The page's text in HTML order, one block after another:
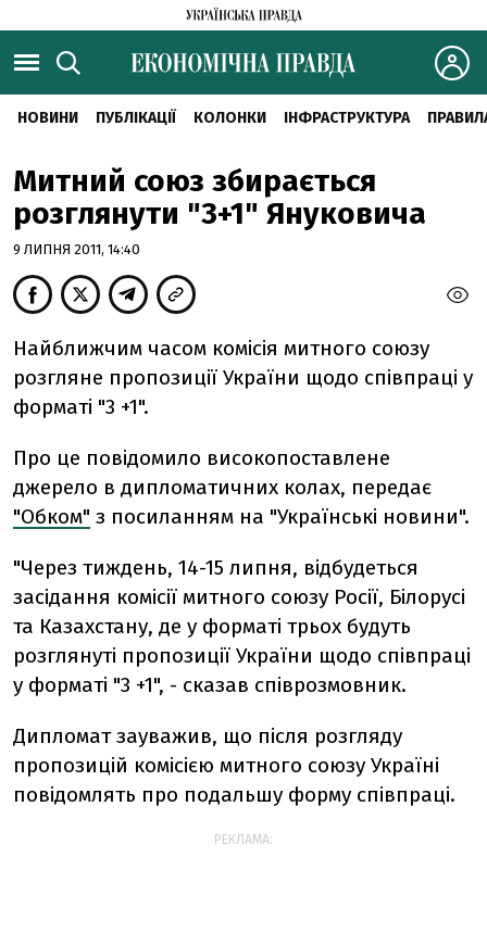
НОВИНИ ПУБЛІКАЦІЇ КОЛОНКИ ІНФРАСТРУКТУРА
Митний союз збирається
розглянути "3+1" Януковича
9 ЛИПНЯ 2011, 14:40
Найближчим часом комісія митного союзу
розгляне пропозиції України щодо співпраці у
форматі "3 +1".
Про це повідомило високопоставлене
джерело в дипломатичних колах, передає
"Обком" з посиланням на "Українські новини".
"Через тиждень, 14-15 липня, відбудеться
засідання комісії митного союзу Росії, Білорусі
та Казахстану, де у форматі трьох будуть
розглянуті пропозиції України щодо співпраці
у форматі "3 +1", - сказав співрозмовник.
Дипломат зауважив, що після розгляду
пропозицій комісією митного союзу Україні
повідомлять про подальшу форму співпраці.
РЕКЛАМА: